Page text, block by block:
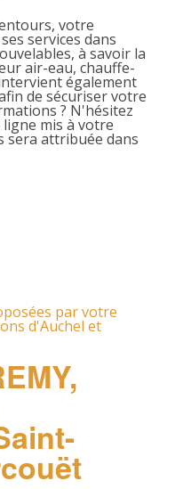
votre
services dans
à savoir la
air-eau, chauffe-
également
de sécuriser votre
? N'hésitez
mis à votre
sera attribuée dans
par votre
d'Auchel et